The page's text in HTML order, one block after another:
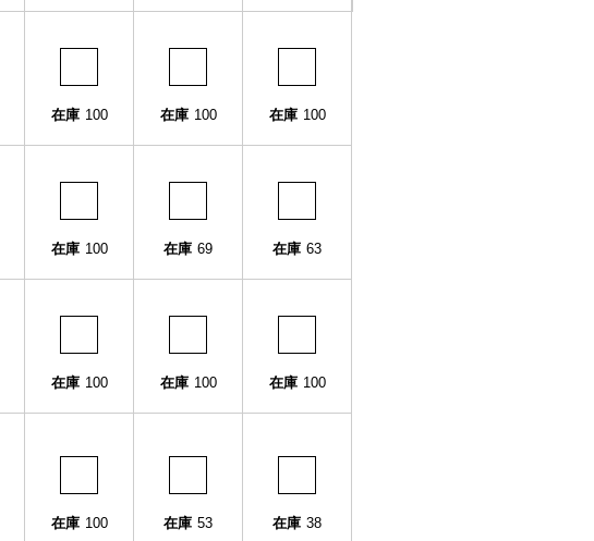
在庫 100 在庫 100 在庫 100
在庫 100 在庫 69 在庫 63
在庫 100 在庫 100 在庫 100
在庫 100 在庫 53 在庫 38